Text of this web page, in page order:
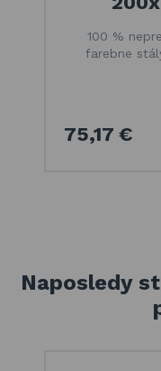
100 %
farebne
75,17 €
Naposledy